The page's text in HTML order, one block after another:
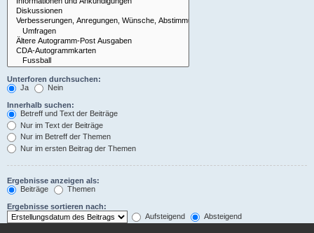
Unterforen durchsuchen:
Ja
Nein
Innerhalb suchen:
Betreff und Text der Beiträge
Nur im Text der Beiträge
Nur im Betreff der Themen
Nur im ersten Beitrag der Themen
Ergebnisse anzeigen als:
Beiträge
Themen
Ergebnisse sortieren nach:
Aufsteigend
Absteigend